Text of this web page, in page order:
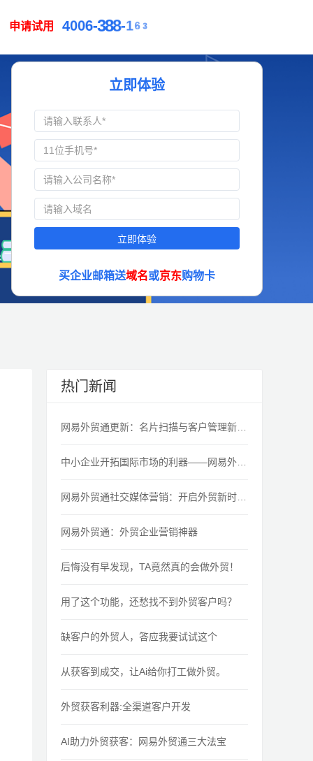
申请试用 4006-388-163
立即体验
立即体验
买企业邮箱送域名或京东购物卡
热门新闻
网易外贸通：外贸企业营销神器
后悔没有早发现，TA竟然真的会做外贸！
用了这个功能，还愁找不到外贸客户吗？
缺客户的外贸人，答应我要试试这个
从获客到成交，让Ai给你打工做外贸。
外贸获客利器:全渠道客户开发
AI助力外贸获客：网易外贸通三大法宝